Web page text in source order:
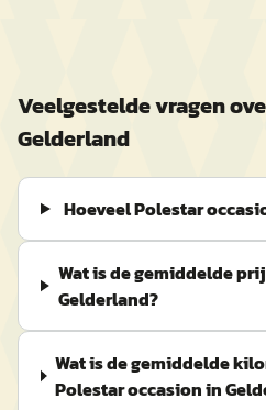
Veelgestelde vragen
Gelderland
Hoeveel Polestar
Wat is de gemiddelde
Gelderland?
Wat is de gemiddelde
Polestar occasion in